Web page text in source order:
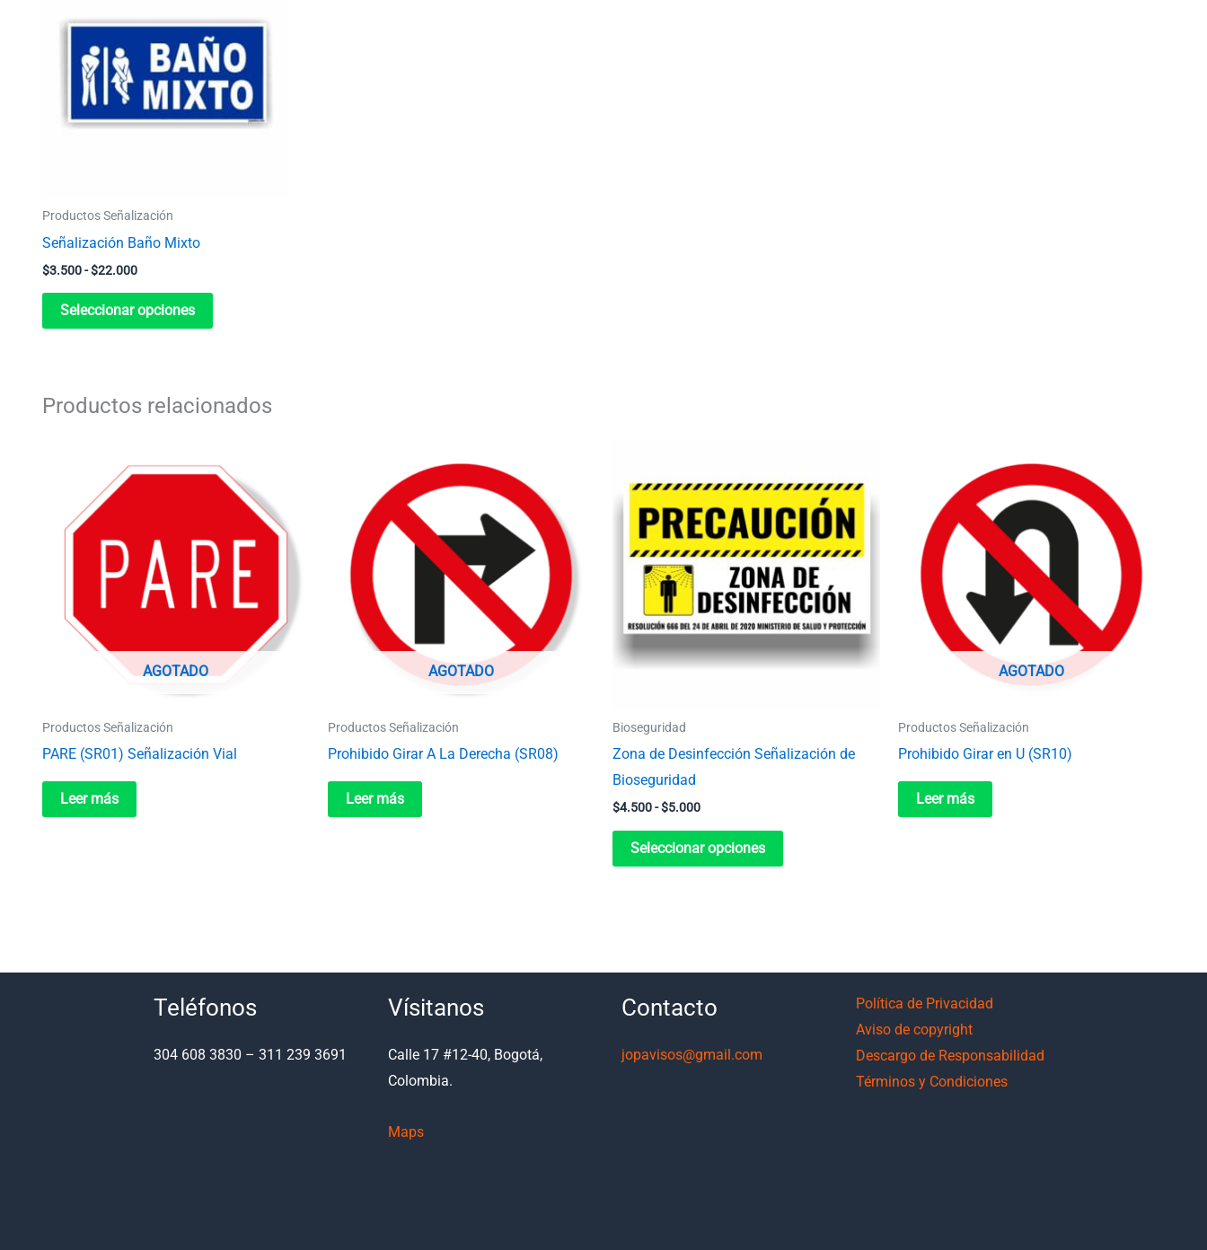
Productos Señalización
Señalización Baño Mixto
$3.500-$22.000
$3.500
$22.000
Seleccionar opciones
múltiples
variantes.
Las
opciones
de
producto
Productos relacionados
AGOTADO
Productos Señalización
PARE (SR01) Señalización Vial
Leer más
AGOTADO
Productos Señalización
Prohibido Girar A La Derecha (SR08)
Leer más
Bioseguridad
Zona de Desinfección Señalización de
Bioseguridad
$4.500-$5.000
precios:
desde
$4.500
hasta
$5.000
Seleccionar opciones
producto
tiene
múltiples
variantes.
Las
opciones
se
pueden
AGOTADO
Productos Señalización
Prohibido Girar en U (SR10)
Leer más
Teléfonos
304 608 3830 – 311 239 3691
Vísitanos
Calle 17 #12-40, Bogotá,
Colombia.
Maps
Contacto
jopavisos@gmail.com
Política de Privacidad
Aviso de copyright
Descargo de Responsabilidad
Términos y Condiciones